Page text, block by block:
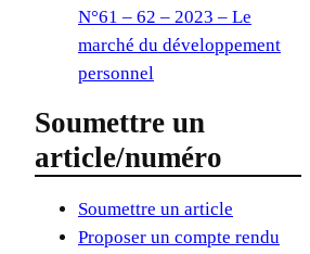
N°61 – 62 – 2023 – Le
marché du développement
personnel
Soumettre un
article/numéro
Soumettre un article
Proposer un compte rendu